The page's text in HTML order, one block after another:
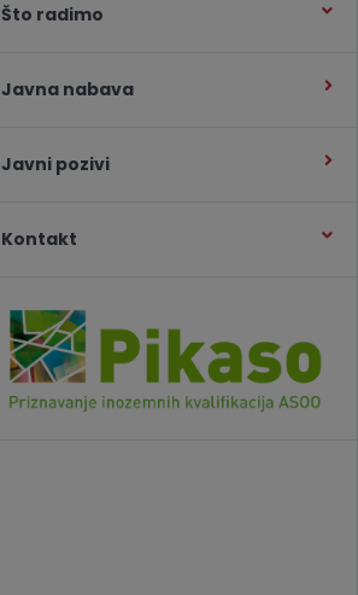
Što radimo
Javna nabava
Javni pozivi
Kontakt